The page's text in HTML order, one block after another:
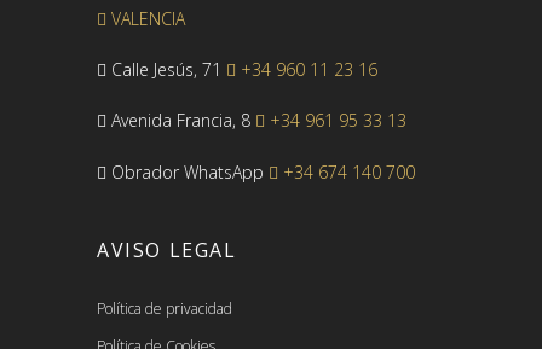
VALENCIA
Calle Jesús, 71 +34 960 11 23 16
Avenida Francia, 8 +34 961 95 33 13
Obrador WhatsApp +34 674 140 700
AVISO LEGAL
Política de privacidad